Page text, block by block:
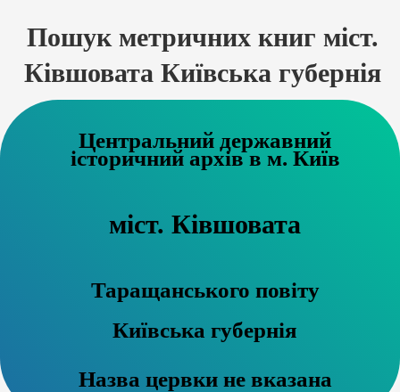
Пошук метричних книг міст.
Ківшовата Київська губернія
Центральний державний
історичний архів в м. Київ
міст. Ківшовата
Таращанського повіту
Київська губернія
Назва цервки не вказана